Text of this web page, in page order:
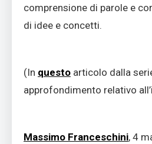
comprensione di parole e
di idee e concetti.
(In questo articolo dalla
approfondimento relativo
Massimo Franceschini, 4